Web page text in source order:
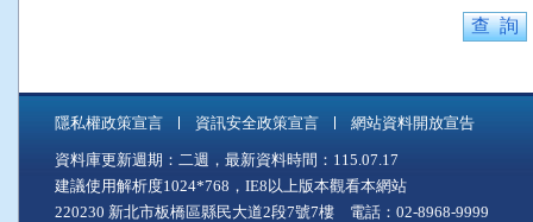
隱私權政策宣言 資訊安全政策宣言 網站資料開放宣告
資料庫更新週期：二週，最新資料時間：115.07.17
建議使用解析度1024*768，IE8以上版本觀看本網站
220230 新北市板橋區縣民大道2段7號7樓 電話：02-8968-9999